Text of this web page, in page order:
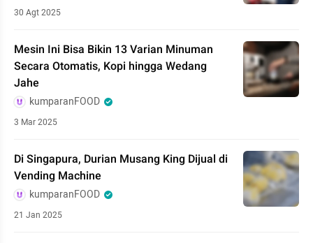
30 Agt 2025
Mesin Ini Bisa Bikin 13 Varian Minuman
Secara Otomatis, Kopi hingga Wedang
Jahe
kumparanFOOD
3 Mar 2025
Di Singapura, Durian Musang King Dijual di
Vending Machine
kumparanFOOD
21 Jan 2025